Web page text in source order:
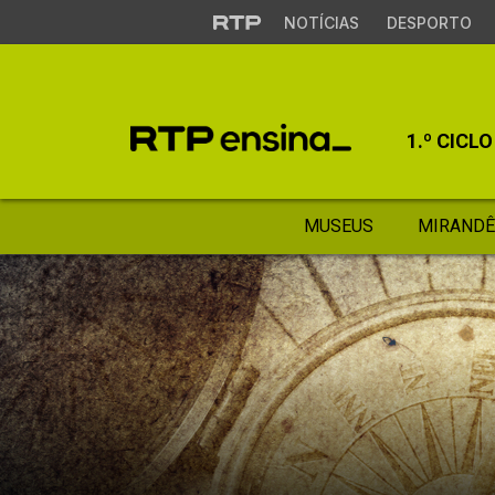
NOTÍCIAS DESPORTO
1.º CICLO
MUSEUS